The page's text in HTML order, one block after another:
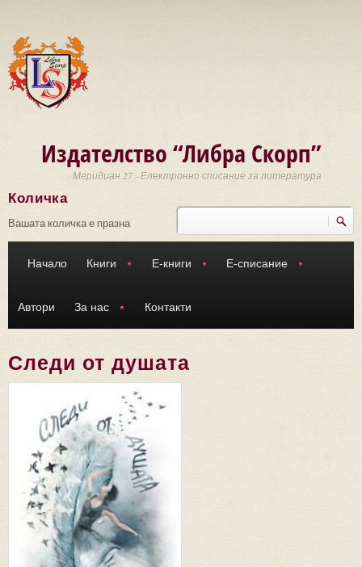
Издателство “Либра Скорп”
Меридиан 27 - Електронно списание за литература
Търси
Количка
Вашата количка е празна
Начало Книги Е-книги Е-списание
Автори За нас Контакти
Следи от душата